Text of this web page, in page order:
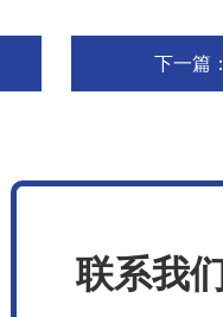
下一篇：
联系我们